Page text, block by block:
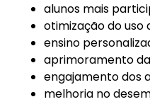
alunos mais
otimização do uso
ensino
aprimoramento
engajamento dos
melhoria no